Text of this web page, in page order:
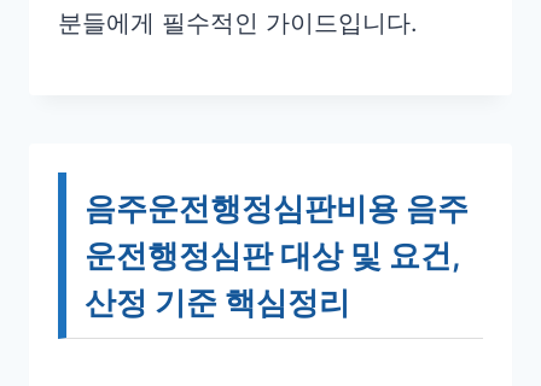
분들에게 필수적인 가이드입니다.
음주운전행정심판비용 음주
운전행정심판 대상 및 요건,
산정 기준 핵심정리